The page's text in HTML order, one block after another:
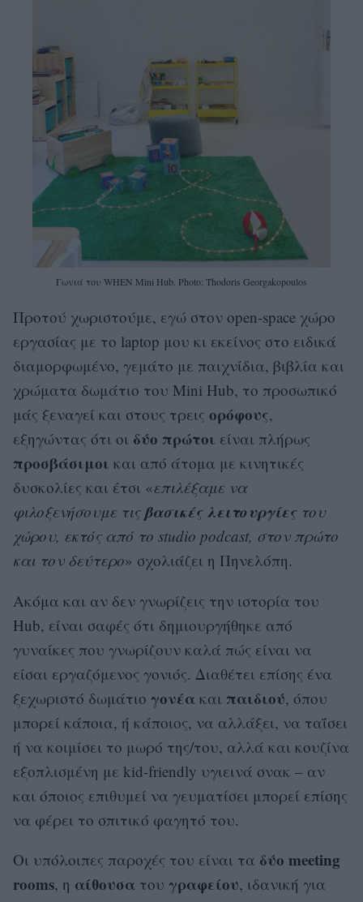
Γωνιά του WHEN Mini Hub. Photo: Thodoris Georgakopoulos
Προτού χωριστούμε, εγώ στον open-space χώρο
εργασίας με το laptop μου κι εκείνος στο ειδικά
διαμορφωμένο, γεμάτο με παιχνίδια, βιβλία και
χρώματα δωμάτιο του Mini Hub, το προσωπικό
μάς ξεναγεί και στους τρεις ορόφους,
εξηγώντας ότι οι δύο πρώτοι είναι πλήρως
προσβάσιμοι και από άτομα με κινητικές
δυσκολίες και έτσι «επιλέξαμε να
φιλοξενήσουμε τις βασικές λειτουργίεςτου
χώρου, εκτός από το studio podcast, στον πρώτο
και τον δεύτερο» σχολιάζει η Πηνελόπη.
Ακόμα και αν δεν γνωρίζεις την ιστορία του
Hub, είναι σαφές ότι δημιουργήθηκε από
γυναίκες που γνωρίζουν καλά πώς είναι να
είσαι εργαζόμενος γονιός. Διαθέτει επίσης ένα
ξεχωριστό δωμάτιο γονέα και παιδιού, όπου
μπορεί κάποια, ή κάποιος, να αλλάξει, να ταΐσει
ή να κοιμίσει το μωρό της/του, αλλά και κουζίνα
εξοπλισμένη με kid-friendly υγιεινά σνακ – αν
και όποιος επιθυμεί να γευματίσει μπορεί επίσης
να φέρει το σπιτικό φαγητό του.
Οι υπόλοιπες παροχές του είναι τα δύο meeting
rooms, η αίθουσα του γραφείου, ιδανική για